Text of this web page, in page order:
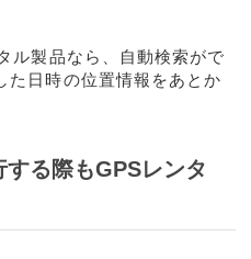
ル製品なら、自動検索がで
た日時の位置情報をあとか
る際もGPSレンタ